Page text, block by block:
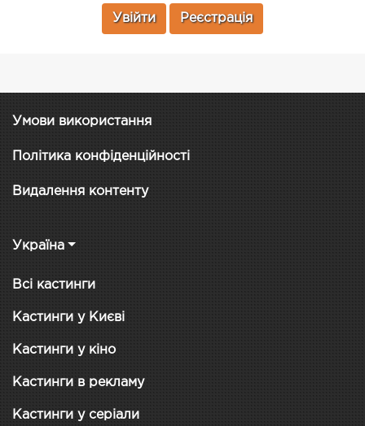
Увійти Реєстрація
Умови використання
Політика конфіденційності
Видалення контенту
Україна
Всі кастинги
Кастинги у Києві
Кастинги у кіно
Кастинги в рекламу
Кастинги у серіали